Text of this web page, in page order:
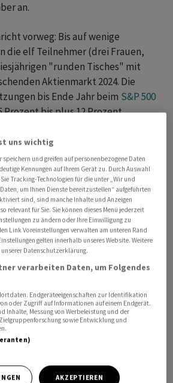
an.
vorweg: Bis auf wenige
die elf Teilnehmer (drei Frauen,
"runden Tisches" mit
Aktienmarkt 2024. Die
bis Ende Jahr beim S&P 500
Prozent bis plus 12 Prozent.
letzten Jahr stieg der breit gefasste
Prozent - allerdings laut Barron's-
Anlagechef von Durable
getrieben durch das
Grund für die eher
am diesjährigen "Barron’s
hohe Bewertung der Aktien. Als
Handelskriege, das Wachstum in
harte Landung der US-Wirtschaft
insbesondere die aktuellen
uns wichtig
speichern und greifen auf personenbezogene Daten
Kennungen auf Ihrem Gerät zu. Durch Auswahl
Tracking-Technologien für die unter „Wir und
um Ihnen Dienste bereitzustellen“ aufgeführten
sind, sind manche Inhalte und Anzeigen
relevant für Sie. Sie können dieses Menü jederzeit
zu ändern oder Ihre Einwilligung zu
Link Voreinstellungen verwalten am unteren Rand
gelten innerhalb unseres Website. Weitere
Datenschutzerklärung.
verarbeiten Daten, um Folgendes
Endgeräteeigenschaften zur Identifikation
oder Zugriff auf Informationen auf einem Endgerät.
Inhalte, Messung von Werbeleistung und der
sowie Entwicklung und
AKZEPTIEREN